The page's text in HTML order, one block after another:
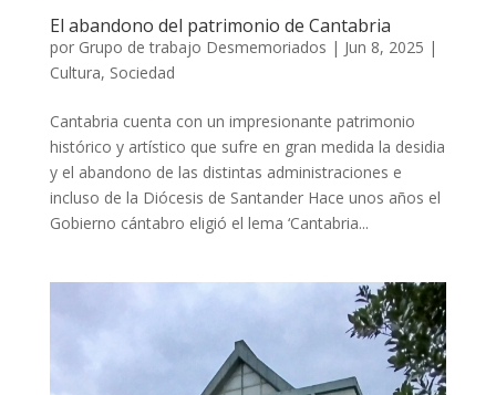
El abandono del patrimonio de Cantabria
por Grupo de trabajo Desmemoriados | Jun 8, 2025 |
Cultura, Sociedad
Cantabria cuenta con un impresionante patrimonio
histórico y artístico que sufre en gran medida la desidia
y el abandono de las distintas administraciones e
incluso de la Diócesis de Santander Hace unos años el
Gobierno cántabro eligió el lema ‘Cantabria...